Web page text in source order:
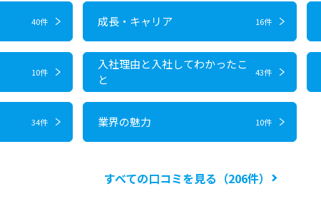
40件 成長・キャリア 16件
10件
入社理由と入社してわかったこ
と
43件
34件 業界の魅力 10件
すべての口コミを見る（206件）